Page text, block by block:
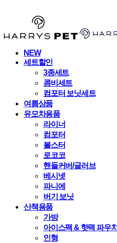
NEW
세트할인
3종세트
콤비세트
컴포터 보닛세트
여름상품
유모차용품
라이너
컴포터
볼스터
로코코
핸들커버/글러브
베시넷
파니에
버기 보닛
산책용품
가방
아이스팩 & 핫팩 파우치
인형